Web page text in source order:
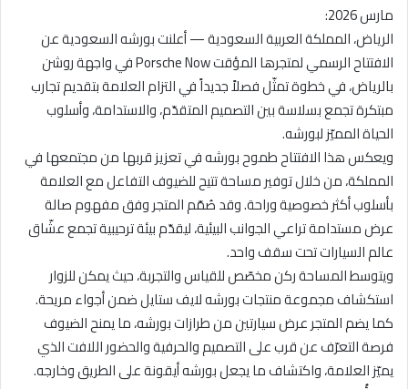
ن
ي
ا
مارس 2026:
الرياض، المملكة العربية السعودية — أعلنت بورشه السعودية عن
الافتتاح الرسمي لمتجرها المؤقت Porsche Now في واجهة روشن
بالرياض، في خطوة تمثّل فصلاً جديداً في التزام العلامة بتقديم تجارب
مبتكرة تجمع بسلاسة بين التصميم المتقدّم، والاستدامة، وأسلوب
الحياة المميّز لبورشه.
ويعكس هذا الافتتاح طموح بورشه في تعزيز قربها من مجتمعها في
المملكة، من خلال توفير مساحة تتيح للضيوف التفاعل مع العلامة
بأسلوب أكثر خصوصية وراحة. وقد صُمّم المتجر وفق مفهوم صالة
عرض مستدامة تراعي الجوانب البيئية، ليقدّم بيئة ترحيبية تجمع عشّاق
عالم السيارات تحت سقف واحد.
ويتوسط المساحة ركن مخصّص للقياس والتجربة، حيث يمكن للزوار
استكشاف مجموعة منتجات بورشه لايف ستايل ضمن أجواء مريحة.
كما يضم المتجر عرض سيارتين من طرازات بورشه، ما يمنح الضيوف
فرصة التعرّف عن قرب على التصميم والحرفية والحضور اللافت الذي
يميّز العلامة، واكتشاف ما يجعل بورشه أيقونة على الطريق وخارجه.